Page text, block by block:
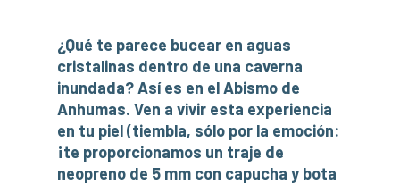
¿Qué te parece bucear en aguas
cristalinas dentro de una caverna
inundada? Así es en el Abismo de
Anhumas. Ven a vivir esta experiencia
en tu piel (tiembla, sólo por la emoción:
¡te proporcionamos un traje de
neopreno de 5 mm con capucha y bota